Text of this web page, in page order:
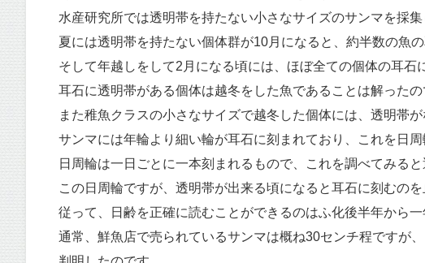
水産研究所では透明帯を持たない小さなサイズのサンマを採集
夏には透明帯を持たない個体群が10月になると、約半数の魚
そして年越しをして2月になる頃には、ほぼ全ての個体の耳石
耳石に透明帯がある個体は越冬をした魚であることは解った
また稚魚クラスの小さなサイズで越冬した個体には、透明帯が
サンマには年輪より細い輪が耳石に刻まれており、これを日周
日周輪は一日ごとに一本刻まれるもので、これを調べてみる
この日周輪ですが、透明帯が出来る頃になると耳石に刻むのを
従って、日齢を正確に読むことができるのはふ化後半年から
通常、鮮魚店で売られているサンマは概ね30センチ程ですが